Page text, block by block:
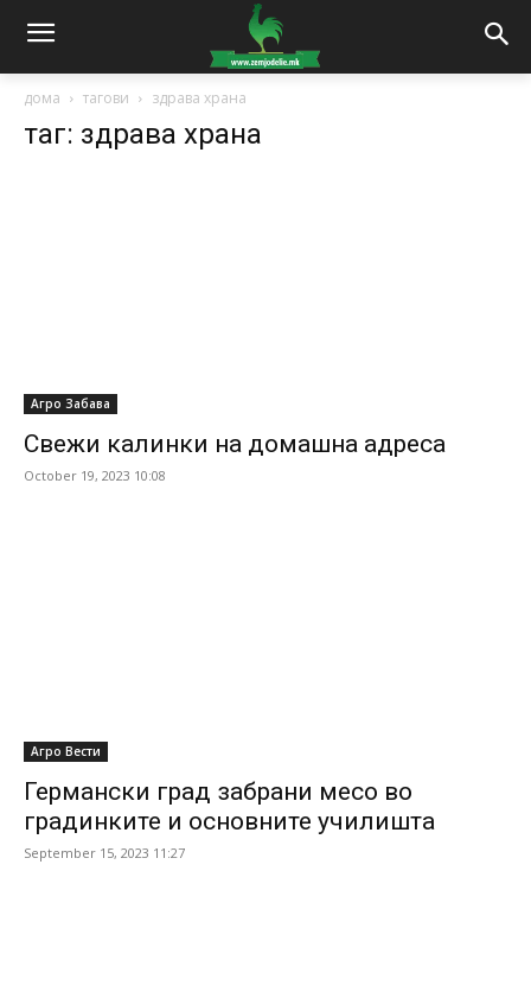
дома тагови здрава храна
таг: здрава храна
Агро Забава
Свежи калинки на домашна адреса
October 19, 2023 10:08
Агро Вести
Германски град забрани месо во
градинките и основните училишта
September 15, 2023 11:27